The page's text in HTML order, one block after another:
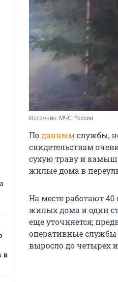
в
Источник: МЧС России
Поданнымслужбы,
свидетельствам
сухую траву и камыш
жилые дома в
На месте работают
жилых дома и один
еще уточняется;
оперативные службы
выросло до четырех